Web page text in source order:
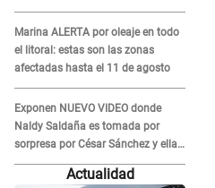
Marina ALERTA por oleaje en todo
el litoral: estas son las zonas
afectadas hasta el 11 de agosto
Exponen NUEVO VIDEO donde
Naldy Saldaña es tomada por
sorpresa por César Sánchez y ella
evidencia su REACCIÓN: Le agarró
Actualidad